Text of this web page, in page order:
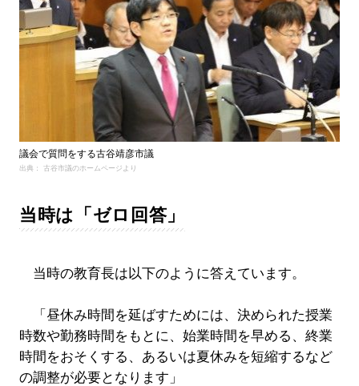
議会で質問をする古谷靖彦市議
出典： 古谷市議のホームページより
当時は「ゼロ回答」
当時の教育長は以下のように答えています。
「昼休み時間を延ばすためには、決められた授業
時数や勤務時間をもとに、始業時間を早める、終業
時間をおそくする、あるいは夏休みを短縮するなど
の調整が必要となります」